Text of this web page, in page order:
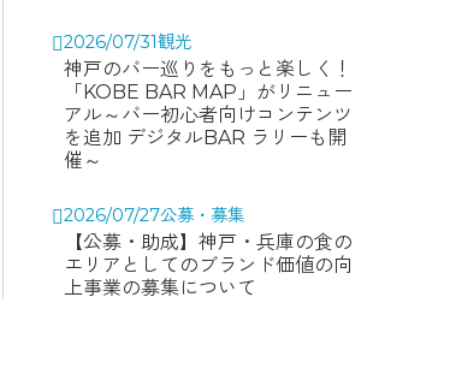
2026/07/31観光
神戸のバー巡りをもっと楽しく！
「KOBE BAR MAP」がリニュー
アル～バー初心者向けコンテンツ
を追加 デジタルBAR ラリーも開
催～
2026/07/27公募・募集
【公募・助成】神戸・兵庫の食の
エリアとしてのブランド価値の向
上事業の募集について